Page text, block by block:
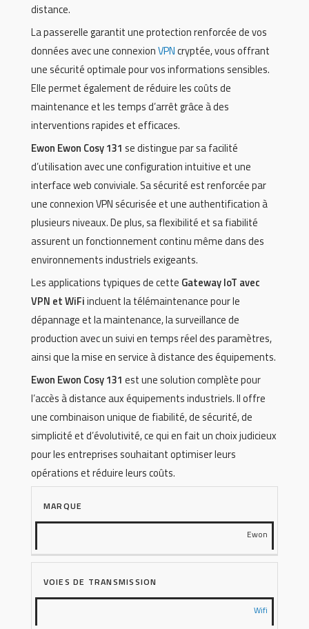
distance.
La passerelle garantit une protection renforcée de vos
données avec une connexionVPNcryptée, vous offrant
une sécurité optimale pour vos informations sensibles.
Elle permet également de réduire les coûts de
maintenance et les temps d’arrêt grâce à des
interventions rapides et efficaces.
Ewon Ewon Cosy 131 se distingue par sa facilité
d’utilisation avec une configuration intuitive et une
interface web conviviale. Sa sécurité est renforcée par
une connexion VPN sécurisée et une authentification à
plusieurs niveaux. De plus, sa flexibilité et sa fiabilité
assurent un fonctionnement continu même dans des
environnements industriels exigeants.
Les applications typiques de cette Gateway IoT avec
VPN et WiFiincluent la télémaintenance pour le
dépannage et la maintenance, la surveillance de
production avec un suivi en temps réel des paramètres,
ainsi que la mise en service à distance des équipements.
Ewon Ewon Cosy 131 est une solution complète pour
l’accès à distance aux équipements industriels. Il offre
une combinaison unique de fiabilité, de sécurité, de
simplicité et d’évolutivité, ce qui en fait un choix judicieux
pour les entreprises souhaitant optimiser leurs
opérations et réduire leurs coûts.
MARQUE
Ewon
VOIES DE TRANSMISSION
Wifi